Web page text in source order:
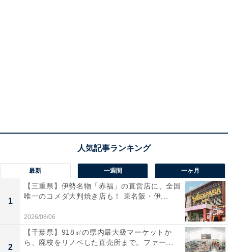
最新 一週間 一ヶ月
1
【三重県】伊勢名物「赤福」の直営店に、全国
唯一のコメダ大判焼き店も！ 東名阪・伊...
2026/08/06
2
【千葉県】918㎡の県内最大級マーケットか
ら、廃校をリノベした直売所まで。ファー...